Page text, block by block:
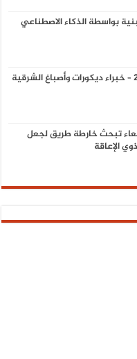
بواسطة الذكاء الاصطناعي
تبحث خارطة طريق لجعل
الإعاقة